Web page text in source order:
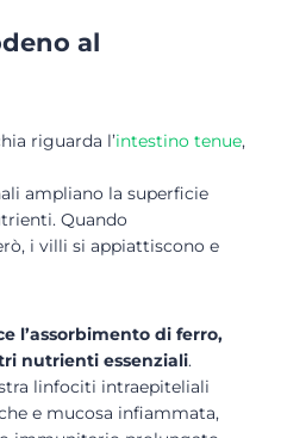
al
riguarda l’intestino tenue,
ampliano la superficie
Quando
i villi si appiattiscono e
l’assorbimento di ferro,
nutrienti essenziali.
linfociti intraepiteliali
e mucosa infiammata,